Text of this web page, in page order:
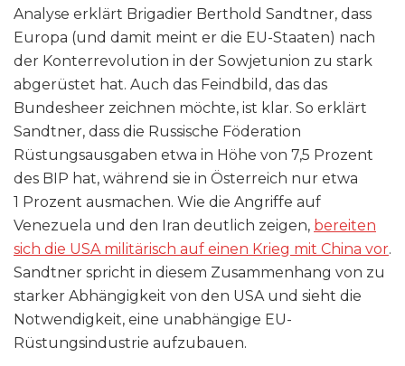
Analyse erklärt Brigadier Berthold Sandtner, dass
Europa (und damit meint er die EU-Staaten) nach
der Konterrevolution in der Sowjetunion zu stark
abgerüstet hat. Auch das Feindbild, das das
Bundesheer zeichnen möchte, ist klar. So erklärt
Sandtner, dass die Russische Föderation
Rüstungsausgaben etwa in Höhe von 7,5 Prozent
des BIP hat, während sie in Österreich nur etwa
1 Prozent ausmachen. Wie die Angriffe auf
Venezuela und den Iran deutlich zeigen, bereiten
sich die USA militärisch auf einen Krieg mit China vor.
Sandtner spricht in diesem Zusammenhang von zu
starker Abhängigkeit von den USA und sieht die
Notwendigkeit, eine unabhängige EU-
Rüstungsindustrie aufzubauen.